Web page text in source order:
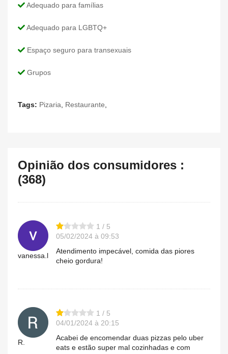
Adequado para famílias
Adequado para LGBTQ+
Espaço seguro para transexuais
Grupos
Tags: Pizaria Restaurante
Opinião dos consumidores :
(368)
vanessa.l
1 / 5
05/02/2024 à 09:53
Atendimento impecável, comida das piores
cheio gordura!
R.
1 / 5
04/01/2024 à 20:15
Acabei de encomendar duas pizzas pelo uber
eats e estão super mal cozinhadas e com